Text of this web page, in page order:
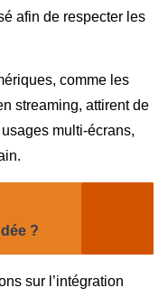
afin de respecter les
comme les
streaming, attirent de
multi-écrans,
?
sur l’intégration